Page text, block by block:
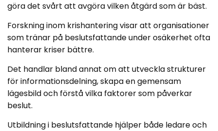
göra det svårt att avgöra vilken åtgärd som är bäst.
Forskning inom krishantering visar att organisationer
som tränar på beslutsfattande under osäkerhet ofta
hanterar kriser bättre.
Det handlar bland annat om att utveckla strukturer
för informationsdelning, skapa en gemensam
lägesbild och förstå vilka faktorer som påverkar
beslut.
Utbildning i beslutsfattande hjälper både ledare och